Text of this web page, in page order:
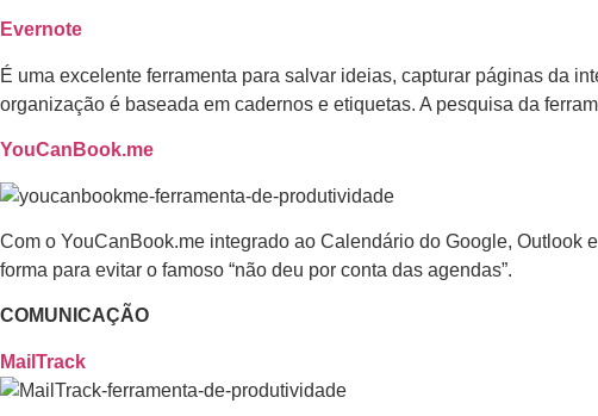
Evernote
É uma excelente ferramenta para salvar ideias, capturar páginas da
organização é baseada em cadernos e etiquetas. A pesquisa da
YouCanBook.me
Com o YouCanBook.me integrado ao Calendário do Google,
forma para evitar o famoso “não deu por conta das agendas”.
COMUNICAÇÃO
MailTrack